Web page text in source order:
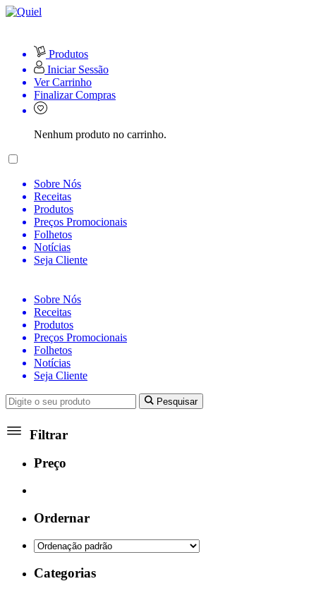
Produtos
Iniciar Sessão
Ver Carrinho
Finalizar Compras
Nenhum produto no carrinho.
Sobre Nós
Receitas
Produtos
Preços Promocionais
Folhetos
Notícias
Seja Cliente
Sobre Nós
Receitas
Produtos
Preços Promocionais
Folhetos
Notícias
Seja Cliente
Pesquisar
Filtrar
Preço
Ordernar
Categorias